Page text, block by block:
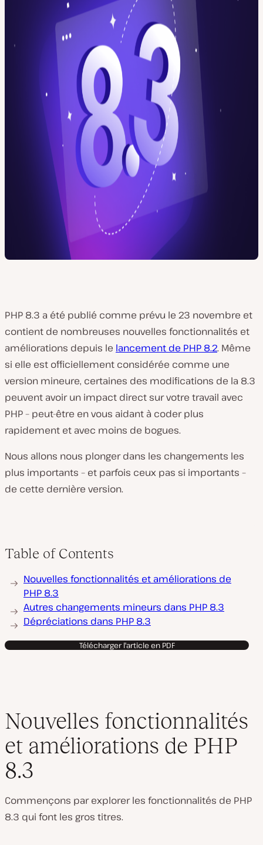
PHP 8.3 a été publié comme prévu le 23 novembre et
contient de nombreuses nouvelles fonctionnalités et
améliorations depuis le lancement de PHP 8.2. Même
si elle est officiellement considérée comme une
version mineure, certaines des modifications de la 8.3
peuvent avoir un impact direct sur votre travail avec
PHP – peut-être en vous aidant à coder plus
rapidement et avec moins de bogues.
Nous allons nous plonger dans les changements les
plus importants – et parfois ceux pas si importants –
de cette dernière version.
Table of Contents
Nouvelles fonctionnalités et améliorations de
PHP 8.3
Autres changements mineurs dans PHP 8.3
Dépréciations dans PHP 8.3
Télécharger l'article en PDF
Nouvelles fonctionnalités
et améliorations de PHP
8.3
Commençons par explorer les fonctionnalités de PHP
8.3 qui font les gros titres.